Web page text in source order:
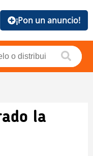
¡Pon un anuncio!
la